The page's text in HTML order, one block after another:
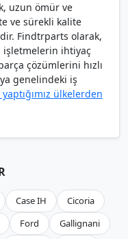
uzun ömür ve
ve sürekli kalite
Findtrparts olarak,
işletmelerin ihtiyaç
çözümlerini hızlı
genelindeki iş
ülkelerden
Case IH
Cicoria
Ford
Gallignani